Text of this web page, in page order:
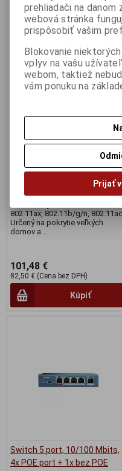
Router Asus Wifi RT-AX58U
Part No.:90IG06Q0-MO3B00
Router Asus Wifi RT-AX58U V2,
AX3000 dvojpásmový WiFi 6,, 4x
USB3.1, 4x anténa WiFi router
dvojpásmový s podporou
802.11ax, 802.11b/g/n, 802.11ac.
Určený na pokrytie veľkých
domov a...
101,48 €
82,50 € (Cena bez DPH)
Kúpiť
Switch 5 port, 10/100 Mbits,
4x POE port + 1x bez POE
prehliadači na danom
webová stránka
prispôsobiť vašim
Blokovanie
vplyv na vašu
webom, taktiež
vám ponuku na
Prijať